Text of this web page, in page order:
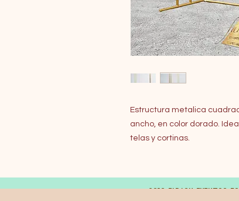
Estructura metalica
ancho, en color dorado.
telas y cortinas.
© 2019 FARAON EVENTOS